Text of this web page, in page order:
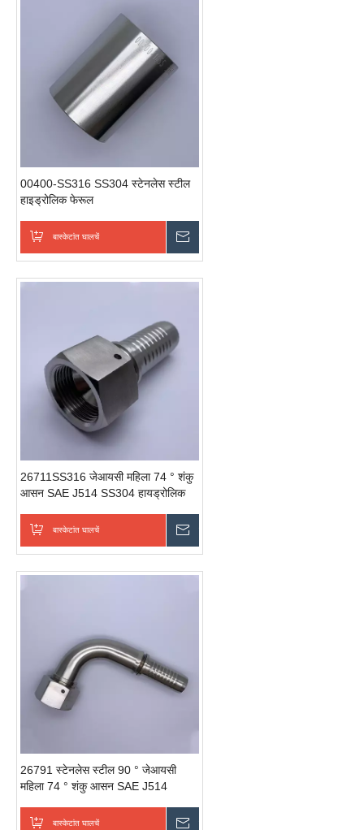
00400-SS316 SS304 स्टेनलेस स्टील
हाइड्रोलिक फेरूल
बास्केटांत घालचें
26711SS316 जेआयसी महिला 74 ° शंकु
आसन SAE J514 SS304 हायड्रोलिक
बास्केटांत घालचें
26791 स्टेनलेस स्टील 90 ° जेआयसी
महिला 74 ° शंकु आसन SAE J514
बास्केटांत घालचें